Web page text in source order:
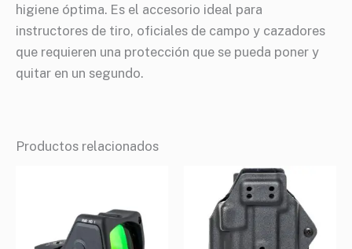
higiene óptima. Es el accesorio ideal para
instructores de tiro, oficiales de campo y cazadores
que requieren una protección que se pueda poner y
quitar en un segundo.
Productos relacionados